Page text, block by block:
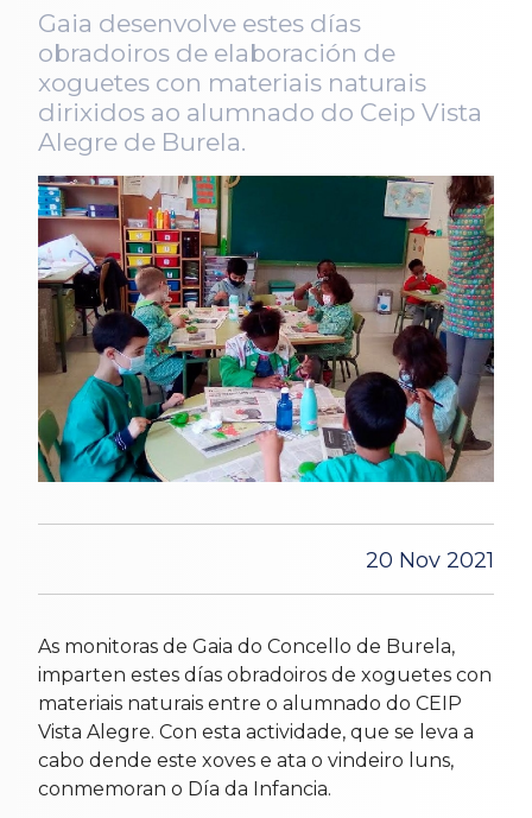
Gaia desenvolve estes días
obradoiros de elaboración de
xoguetes con materiais naturais
dirixidos ao alumnado do Ceip Vista
Alegre de Burela.
20 Nov 2021
As monitoras de Gaia do Concello de Burela,
imparten estes días obradoiros de xoguetes con
materiais naturais entre o alumnado do CEIP
Vista Alegre. Con esta actividade, que se leva a
cabo dende este xoves e ata o vindeiro luns,
conmemoran o Día da Infancia.